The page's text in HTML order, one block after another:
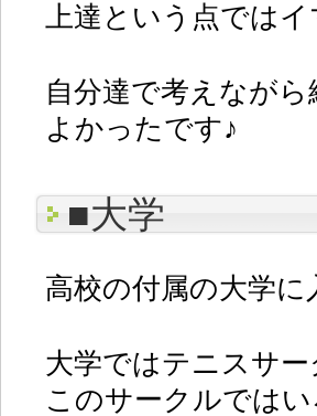
上達という点では
自分達で考えなが
よかったです♪
■大学
高校の付属の大学
大学ではテニスサ
このサークルでは